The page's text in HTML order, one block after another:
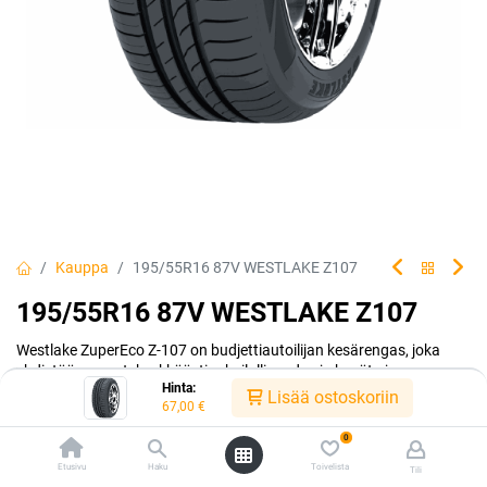
Hinta:
67,00 € Lisää ostoskoriin
Etusivu Haku
0
Toivelista Tili
Kauppa 195/55R16 87V WESTLAKE Z107
195/55R16 87V WESTLAKE Z107
Westlake ZuperEco Z-107 on budjettiautoilijan kesärengas, joka
yhdistää menestyksekkäästi urheilullisuuden ja hyvät ajo-
ominaisuudet.
EAN:6938112620233 Tuotekoodi:298882
Tällä tuotteella ei ole kelvollista yhdistelmää.